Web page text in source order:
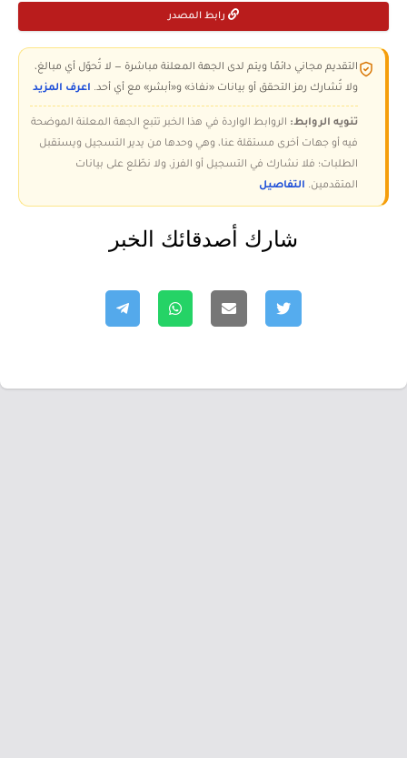
رابط المصدر
التقديم مجاني دائمًا ويتم لدى الجهة المعلنة مباشرة — لا تُحوّل أي مبالغ،
ولا تُشارك رمز التحقق أو بيانات «نفاذ» و«أبشر» مع أي أحد. اعرف المزيد
تنويه الروابط: الروابط الواردة في هذا الخبر تتبع الجهة المعلنة الموضحة
فيه أو جهات أخرى مستقلة عنا، وهي وحدها من يدير التسجيل ويستقبل
الطلبات؛ فلا نشارك في التسجيل أو الفرز، ولا نطّلع على بيانات
المتقدمين. التفاصيل
شارك أصدقائك الخبر